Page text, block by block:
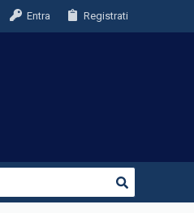
Entra Registrati